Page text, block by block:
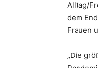
Alltag/
dem
Frauen
„Die